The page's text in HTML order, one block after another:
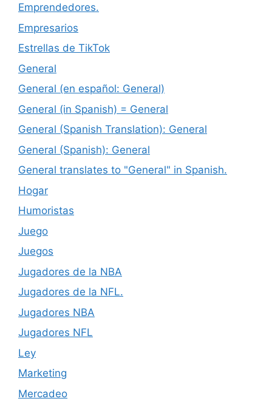
Emprendedores.
Empresarios
Estrellas de TikTok
General
General (en español: General)
General (in Spanish) = General
General (Spanish Translation): General
General (Spanish): General
General translates to "General" in Spanish.
Hogar
Humoristas
Juego
Juegos
Jugadores de la NBA
Jugadores de la NFL.
Jugadores NBA
Jugadores NFL
Ley
Marketing
Mercadeo